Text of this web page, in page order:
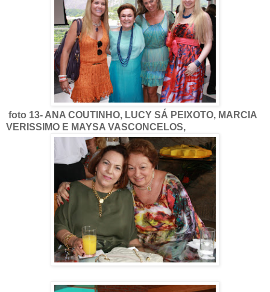
foto 13- ANA COUTINHO, LUCY SÁ PEIXOTO, MARCIA
VERISSIMO E MAYSA VASCONCELOS,